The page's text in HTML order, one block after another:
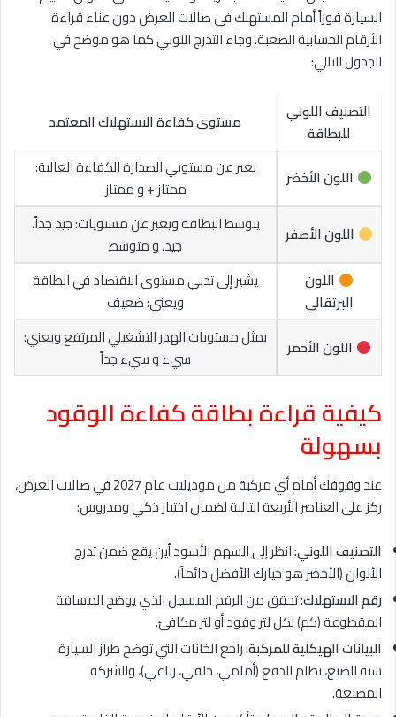
السيارة فوراً أمام المستهلك في صالات العرض دون عناء قراءة
الأرقام الحسابية الصعبة، وجاء التدرج اللوني كما هو موضح في
الجدول التالي:
التصنيف اللوني
للبطاقة
مستوى كفاءة الاستهلاك المعتمد
اللون الأخضر
يعبر عن مستويي الصدارة الكفاءة العالية:
ممتاز + و ممتاز
اللون الأصفر
يتوسط البطاقة ويعبر عن مستويات: جيد جداً،
جيد، و متوسط
اللون
البرتقالي
يشير إلى تدني مستوى الاقتصاد في الطاقة
ويعني: ضعيف
اللون الأحمر
يمثل مستويات الهدر التشغيلي المرتفع ويعني:
سيء و سيء جداً
كيفية قراءة بطاقة كفاءة الوقود
بسهولة
عند وقوفك أمام أي مركبة من موديلات عام 2027 في صالات العرض،
ركز على العناصر الأربعة التالية لضمان اختيار ذكي ومدروس:
التصنيف اللوني:انظر إلى السهم الأسود أين يقع ضمن تدرج
الألوان (الأخضر هو خيارك الأفضل دائماً).
رقم الاستهلاك:تحقق من الرقم المسجل الذي يوضح المسافة
المقطوعة (كم) لكل لتر وقود أو لتر مكافئ.
البيانات الهيكلية للمركبة:راجع الخانات التي توضح طراز السيارة،
سنة الصنع، نظام الدفع (أمامي، خلفي، رباعي)، والشركة
المصنعة.